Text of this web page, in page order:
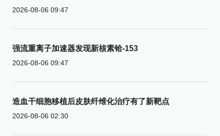
2026-08-06 09:47
强流重离子加速器发现新核素铪-153
2026-08-06 09:47
造血干细胞移植后皮肤纤维化治疗有了新靶点
2026-08-06 02:30